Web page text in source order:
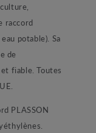
raccord
potable). Sa
de
fiable. Toutes
PLASSON